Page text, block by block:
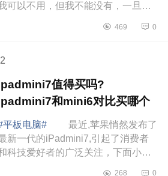
可以不用，但我不能没有，一旦拥
469 0
值得买吗?
和mini6对比买哪个
平板电脑#
最近,苹果悄然发布了
新一代的iPadmini7,引起了消费者
科技爱好者的广泛关注，下面小编
268 0